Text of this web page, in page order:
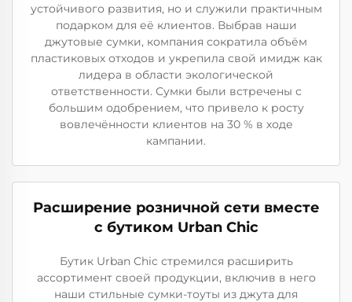
устойчивого развития, но и служили практичным
подарком для её клиентов. Выбрав наши
джутовые сумки, компания сократила объём
пластиковых отходов и укрепила свой имидж как
лидера в области экологической
ответственности. Сумки были встречены с
большим одобрением, что привело к росту
вовлечённости клиентов на 30 % в ходе
кампании.
Расширение розничной сети вместе
с бутиком Urban Chic
Бутик Urban Chic стремился расширить
ассортимент своей продукции, включив в него
наши стильные сумки-тоуты из джута для